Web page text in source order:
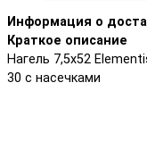
Информация о
Краткое описание
Нагель 7,5х52
30 с насечками